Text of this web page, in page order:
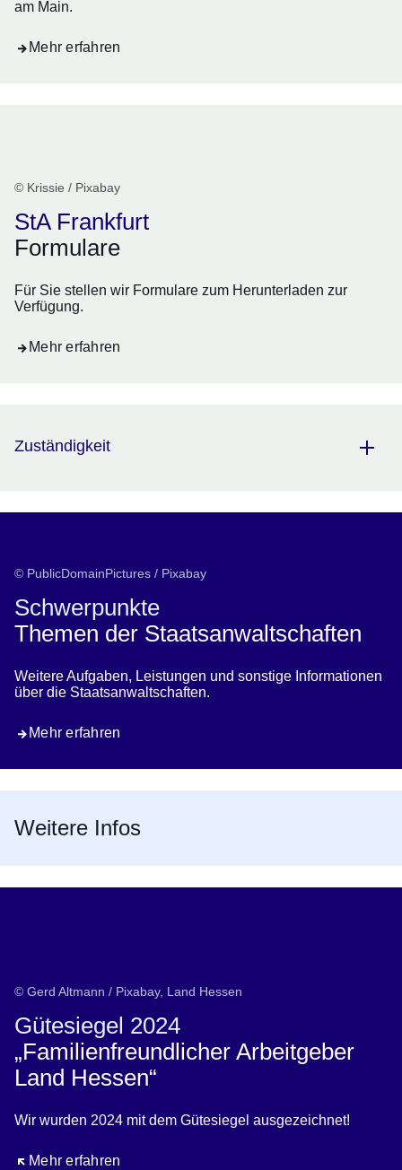
am Main.
Mehr erfahren
© Krissie / Pixabay
StA Frankfurt
Formulare
Für Sie stellen wir Formulare zum Herunterladen zur
Verfügung.
Mehr erfahren
Zuständigkeit
© PublicDomainPictures / Pixabay
Schwerpunkte
Themen der Staatsanwaltschaften
Weitere Aufgaben, Leistungen und sonstige Informationen
über die Staatsanwaltschaften.
Mehr erfahren
Weitere Infos
© Gerd Altmann / Pixabay, Land Hessen
Gütesiegel 2024
„Familienfreundlicher Arbeitgeber
Land Hessen“
Wir wurden 2024 mit dem Gütesiegel ausgezeichnet!
Mehr erfahren
Öffnet sich in einem neuen Fenster